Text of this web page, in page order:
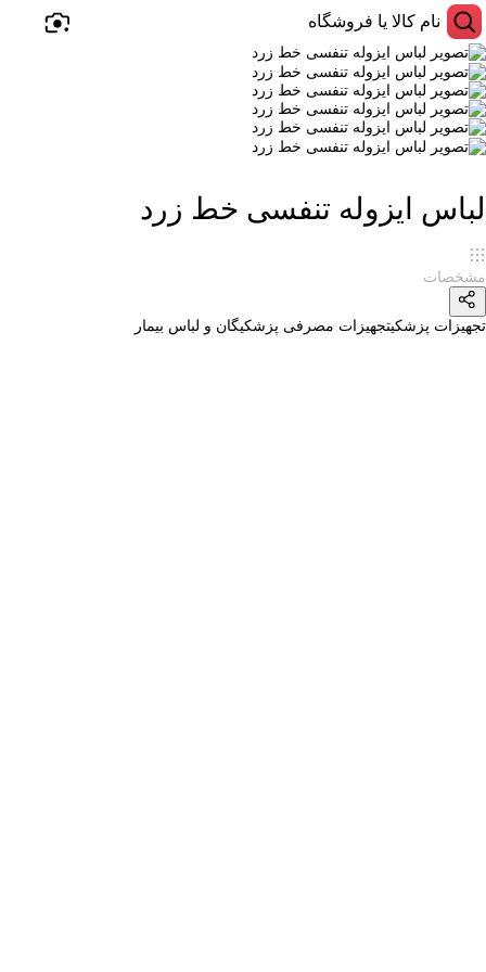
لباس ایزوله تنفسی خط زرد
مشخصات
تجهیزات پزشکیتجهیزات مصرفی پزشکیگان و لباس بیمار